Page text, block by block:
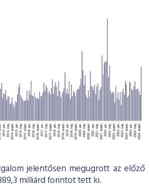
jelentősen megugrott az előző
milliárd forintot tett ki.